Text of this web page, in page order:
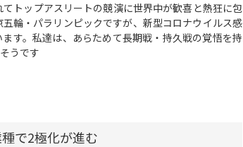
トップアスリートの競演に世界中が歓喜と熱狂に包
輪・パラリンピックですが、新型コロナウイルス感
す。私達は、あらためて長期戦・持久戦の覚悟を持
うです
で2極化が進む